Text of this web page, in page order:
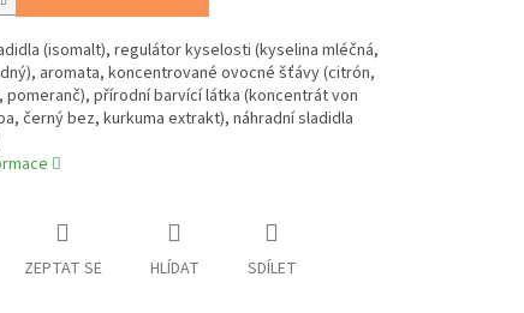
(isomalt), regulátor kyselosti (kyselina mléčná,
aromata, koncentrované ovocné šťávy (citrón,
pomeranč), přírodní barvící látka (koncentrát von
černý bez, kurkuma extrakt), náhradní sladidla
ZEPTAT SE HLÍDAT SDÍLET